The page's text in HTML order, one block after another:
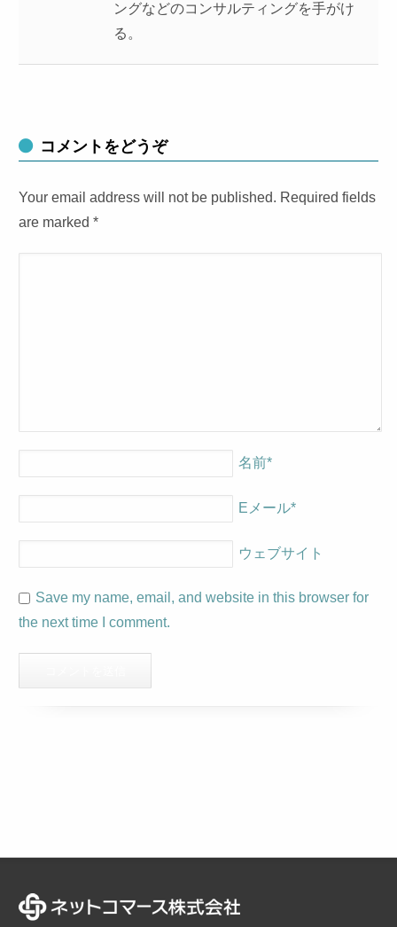
ングなどのコンサルティングを手がけ
る。
コメントをどうぞ
Your email address will not be published. Required fields
are marked*
名前*
Eメール*
ウェブサイト
Save my name, email, and website in this browser for
the next time I comment.